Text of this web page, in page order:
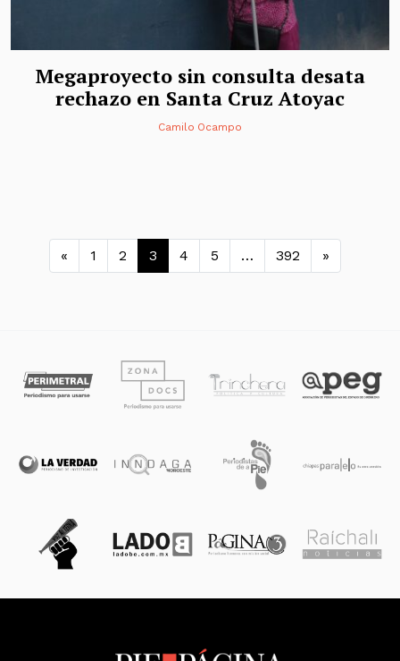
Megaproyecto sin consulta desata
rechazo en Santa Cruz Atoyac
Camilo Ocampo
Navegación de entradas
« 1 2 3 4 5 … 392 »